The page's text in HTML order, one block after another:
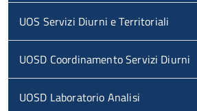
UOS Servizi Diurni e Territoriali
UOSD Coordinamento Servizi Diurni
UOSD Laboratorio Analisi